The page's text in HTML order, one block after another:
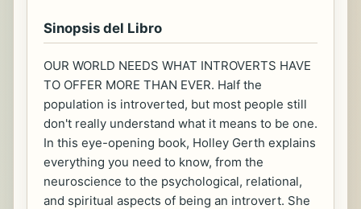
Sinopsis del Libro
OUR WORLD NEEDS WHAT INTROVERTS HAVE
TO OFFER MORE THAN EVER. Half the
population is introverted, but most people still
don't really understand what it means to be one.
In this eye-opening book, Holley Gerth explains
everything you need to know, from the
neuroscience to the psychological, relational,
and spiritual aspects of being an introvert. She